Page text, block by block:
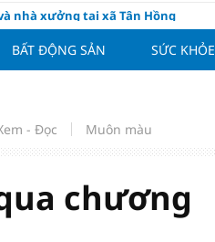
nhà xưởng tại xã Tân Hồng
giúp tuyển Việt Nam hạ
hôm nay ngày 8/8/2026: Tuổi Mão
BẤT ĐỘNG SẢN SỨC
- Đọc Muôn màu
chương